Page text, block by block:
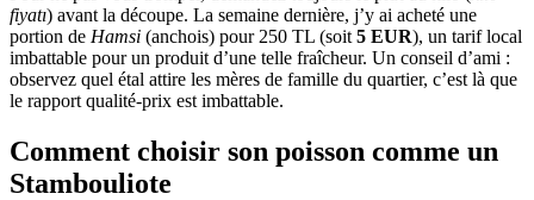
fiyatı) avant la découpe. La semaine dernière, j’y ai acheté une
portion de Hamsi (anchois) pour 250 TL (soit 5 EUR), un tarif local
imbattable pour un produit d’une telle fraîcheur. Un conseil d’ami :
observez quel étal attire les mères de famille du quartier, c’est là que
le rapport qualité-prix est imbattable.
Comment choisir son poisson comme un
Stambouliote